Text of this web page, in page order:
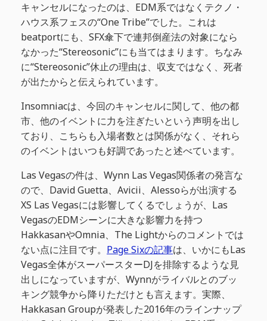
キャンセルになったのは、EDM系ではなくテクノ・
ハウス系フェスの“One Tribe”でした。これは
beatportにも、SFX傘下で連邦倒産法の対象になら
なかった“Stereosonic”にも当てはまります。ちなみ
に“Stereosonic”休止の理由は、収支ではなく、死者
が出たからと伝えられています。
Insomniacは、今回のキャンセルに関して、他の都
市、他のイベントに力を注ぎたいという声明を出し
ており、こちらも入場者数とは関係がなく、それら
のイベントはいつも好調であったと述べています。
Las Vegasの件は、Wynn Las Vegas関係者の発言な
ので、David Guetta、Avicii、Alessoらが出演する
XS Las Vegasには影響してくるでしょうが、Las
VegasのEDMシーンに大きな影響力を持つ
HakkasanやOmnia、The Lightからのコメントでは
ない点に注目です。 Page Sixの記事は、いかにもLas
Vegas全体がスーパースターDJを排除するような見
出しになっていますが、Wynnがライバルとのブッ
キング競争から降りただけとも言えます。実際、
Hakkasan Groupが発表した2016年のラインナップ